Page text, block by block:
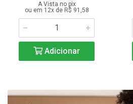
A Vista no pix
ou em 12x de R$ 91,58
Adicionar